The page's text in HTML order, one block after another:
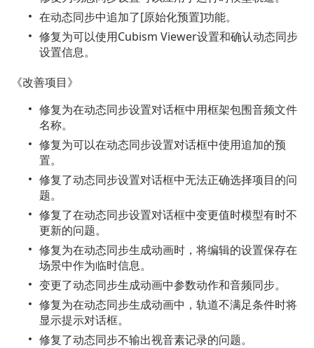
在动态同步中追加了[原始化预置]功能。
修复为可以使用Cubism Viewer设置和确认动态同步
设置信息。
《改善项目》
修复为在动态同步设置对话框中用框架包围音频文件
名称。
修复为可以在动态同步设置对话框中使用追加的预
置。
修复了动态同步设置对话框中无法正确选择项目的问
题。
修复了在动态同步设置对话框中变更值时模型有时不
更新的问题。
修复为在动态同步生成动画时，将编辑的设置保存在
场景中作为临时信息。
变更了动态同步生成动画中参数动作和音频同步。
修复为在动态同步生成动画中，轨道不满足条件时将
显示提示对话框。
修复了动态同步不输出视音素记录的问题。